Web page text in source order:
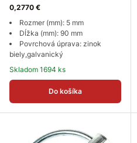
0,2770 €
Rozmer (mm): 5 mm
Dĺžka (mm): 90 mm
Povrchová úprava: zinok
biely,galvanický
Skladom 1694 ks
Do košíka